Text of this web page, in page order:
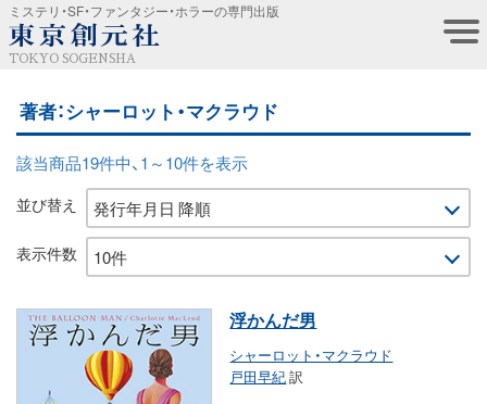
ミステリ・SF・ファンタジー・ホラーの専門出版
TOKYO SOGENSHA
著者：シャーロット・マクラウド
該当商品19件中、1～10件を表示
並び替え
表示件数
浮かんだ男
シャーロット・マクラウド
戸田早紀訳